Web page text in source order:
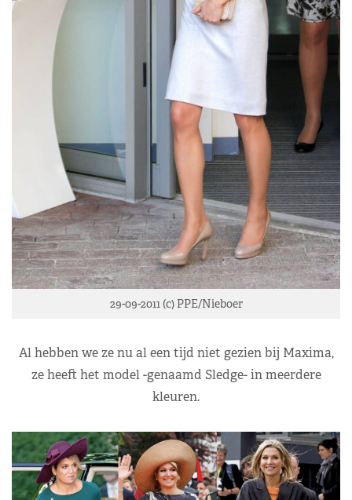
29-09-2011 (c) PPE/Nieboer
Al hebben we ze nu al een tijd niet gezien bij Maxima,
ze heeft het model -genaamd Sledge- in meerdere
kleuren.